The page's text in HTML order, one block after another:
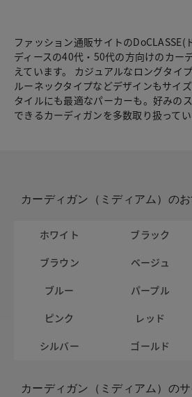
ファッション通販サイトのDoCLASSE(
ディースの40代・50代の方向けのカー
えています。 カジュアルなロングタイ
ルーネックタイプなどデザインもサイ
タイルにも最適なパーカーも。好みの
できるカーディガンを多数取り扱ってい
カーディガン（ミディアム）の
ホワイト ブラック
ブラウン
ベージュ
ブルー
パープル
ピンク
レッド
シルバー
ゴールド
カーディガン（ミディアム）の